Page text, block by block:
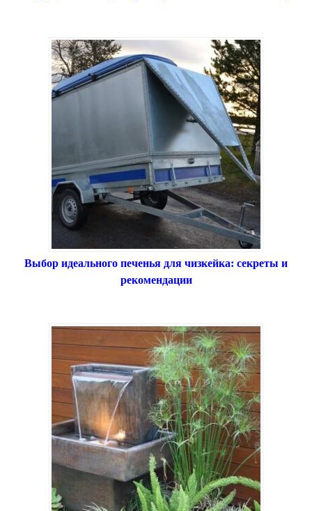
Выбор идеального печенья для чизкейка: секреты и
рекомендации